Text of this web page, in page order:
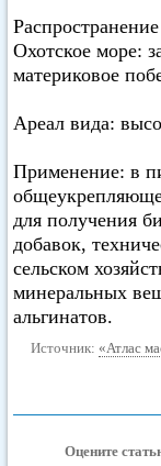
Охотское море:
материковое
Ареал вида:
Применение: в
для получения
добавок,
сельском
минеральных
альгинатов.
Источник: «Атлас
Оцените